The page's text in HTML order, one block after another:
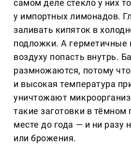
самом деле стекло у них
у импортных лимонадов.
заливать кипяток в
подложки. А
воздуху попасть внутрь.
размножаются, потому
и высокая температура
уничтожают
такие заготовки в тёмном
месте до года — и ни разу
или брожения.